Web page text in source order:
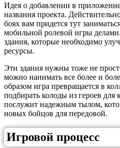
Идея о добавлении в
названия проекта.
боях вам придется тут
мобильной ролевой игры
здания, которые необходимо
ресурсы.
Эти здания нужны тоже не
можно нанимать все более и
образом игра превращается в
подбирать колоды из героев для
послужит надежным тылом,
новых бойцов для передовой.
Игровой процесс